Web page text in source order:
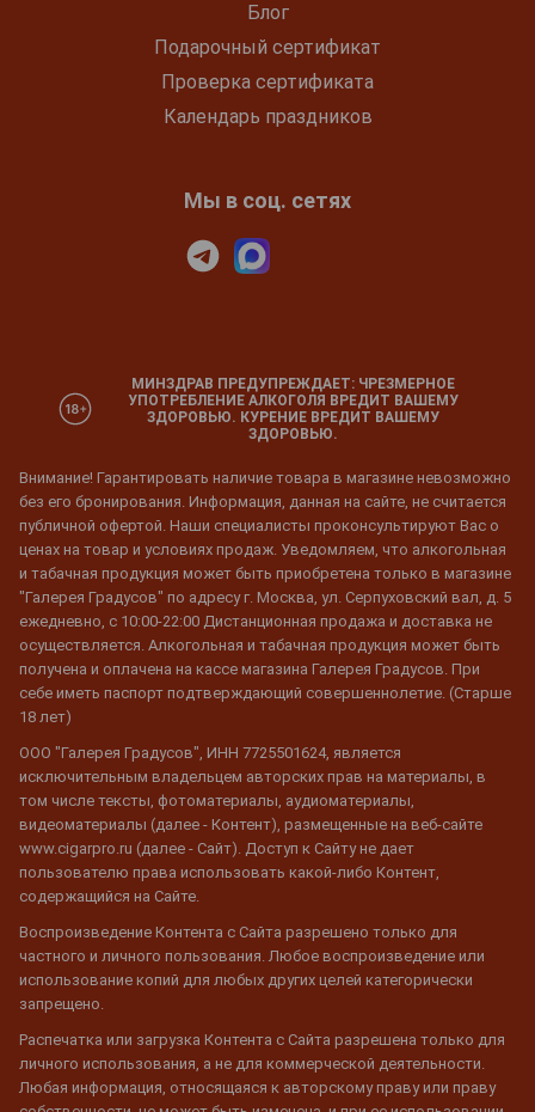
Блог
Подарочный сертификат
Проверка сертификата
Календарь праздников
Мы в соц. сетях
МИНЗДРАВ ПРЕДУПРЕЖДАЕТ: ЧРЕЗМЕРНОЕ
УПОТРЕБЛЕНИЕ АЛКОГОЛЯ ВРЕДИТ ВАШЕМУ
ЗДОРОВЬЮ. КУРЕНИЕ ВРЕДИТ ВАШЕМУ
ЗДОРОВЬЮ.
Внимание! Гарантировать наличие товара в магазине невозможно
без его бронирования. Информация, данная на сайте, не считается
публичной офертой. Наши специалисты проконсультируют Вас о
ценах на товар и условиях продаж. Уведомляем, что алкогольная
и табачная продукция может быть приобретена только в магазине
"Галерея Градусов" по адресу г. Москва, ул. Серпуховский вал, д. 5
ежедневно, с 10:00-22:00 Дистанционная продажа и доставка не
осуществляется. Алкогольная и табачная продукция может быть
получена и оплачена на кассе магазина Галерея Градусов. При
себе иметь паспорт подтверждающий совершеннолетие. (Старше
18 лет)
ООО "Галерея Градусов", ИНН 7725501624, является
исключительным владельцем авторских прав на материалы, в
том числе тексты, фотоматериалы, аудиоматериалы,
видеоматериалы (далее - Контент), размещенные на веб-сайте
www.cigarpro.ru (далее - Сайт). Доступ к Сайту не дает
пользователю права использовать какой-либо Контент,
содержащийся на Сайте.
Воспроизведение Контента с Сайта разрешено только для
частного и личного пользования. Любое воспроизведение или
использование копий для любых других целей категорически
запрещено.
Распечатка или загрузка Контента с Сайта разрешена только для
личного использования, а не для коммерческой деятельности.
Любая информация, относящаяся к авторскому праву или праву